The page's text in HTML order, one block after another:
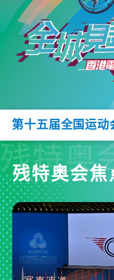
第十五届全国运动
残特奥
残特奥会焦